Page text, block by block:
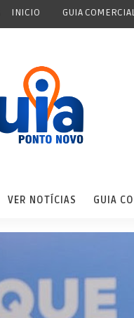
INICIO GUIA
VER NOTÍCIAS GUIA